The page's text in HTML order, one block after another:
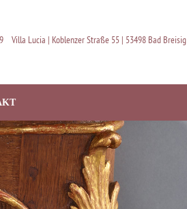
Villa Lucia | Koblenzer Straße 55 | 53498 Bad Breisig